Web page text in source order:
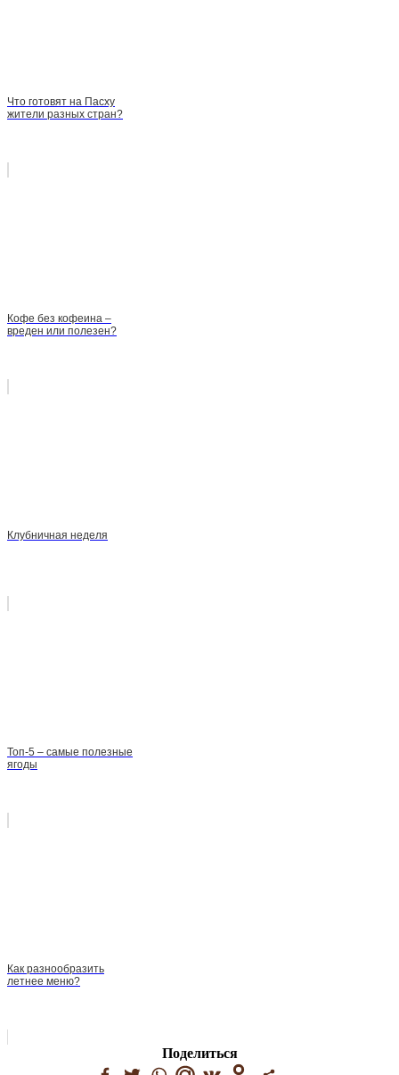
Что готовят на Пасху
жители разных стран?
Кофе без кофеина –
вреден или полезен?
Клубничная неделя
Топ-5 – самые полезные
ягоды
Как разнообразить
летнее меню?
Поделиться